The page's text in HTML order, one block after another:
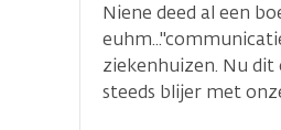
Niene deed al een
ziekenhuizen. Nu
steeds blijer met